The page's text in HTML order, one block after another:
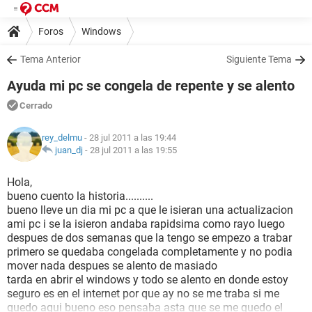
Foros Windows
Tema Anterior Siguiente Tema
Ayuda mi pc se congela de repente y se alento
Cerrado
rey_delmu - 28 jul 2011 a las 19:44
juan_dj - 28 jul 2011 a las 19:55
Hola,
bueno cuento la historia..........
bueno lleve un dia mi pc a que le isieran una actualizacion
ami pc i se la isieron andaba rapidsima como rayo luego
despues de dos semanas que la tengo se empezo a trabar
primero se quedaba congelada completamente y no podia
mover nada despues se alento de masiado
tarda en abrir el windows y todo se alento en donde estoy
seguro es en el internet por que ay no se me traba si me
quedo aqui bueno eso pensaba asta que se me quedo el